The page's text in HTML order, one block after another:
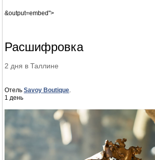
&output=embed">
Расшифровка
2 дня в Таллине
Отель Savoy Boutique.
1 день